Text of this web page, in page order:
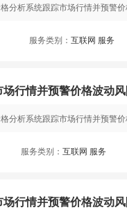
分析系统跟踪市场行情并预警
服务类别： 互联网 服务
行情并预警价格波动
分析系统跟踪市场行情并预警
服务类别： 互联网 服务
行情并预警价格波动